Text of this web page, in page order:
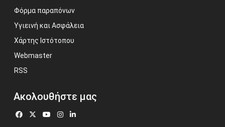
Φόρμα παραπόνων
Υγιεινή και Ασφάλεια
Χάρτης Ιστότοπου
Webmaster
RSS
Ακολουθήστε μας